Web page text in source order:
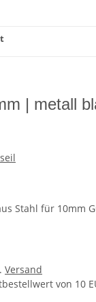
| metall
Stahl für 10mm
Versand
von 10